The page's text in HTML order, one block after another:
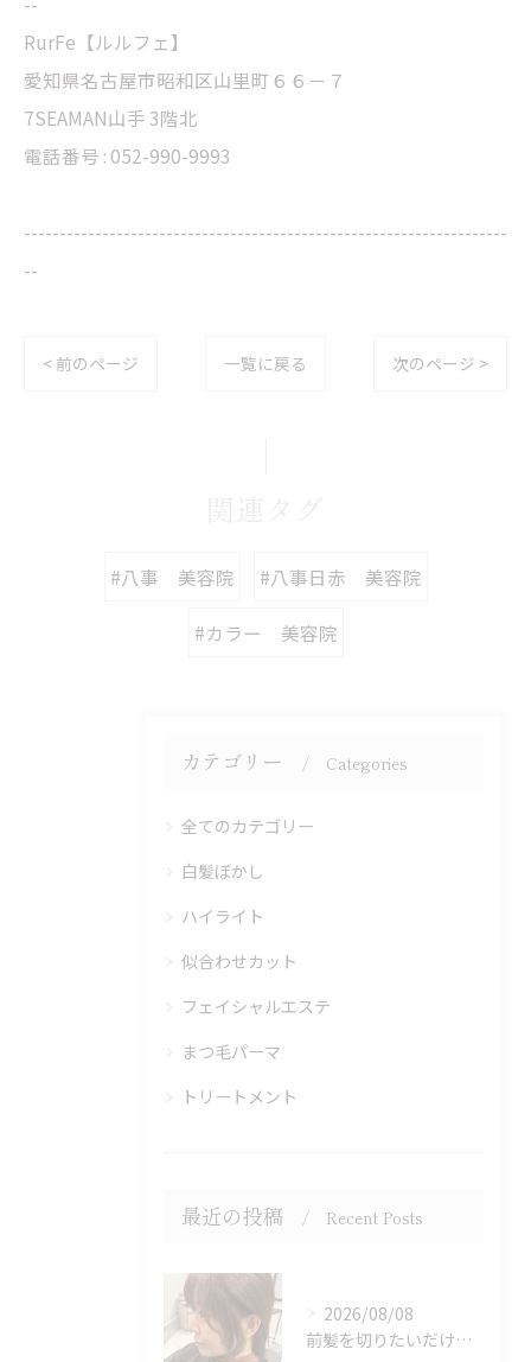
RurFe【ルルフェ】
愛知県名古屋市昭和区山里町６６－７
7SEAMAN山手 3階北
電話番号 : 052-990-9993
--------------------------------------------------------------------
--
< 前のページ 一覧に戻る 次のページ >
#八事 美容院 #八事日赤 美容院
#カラー 美容院
カテゴリー Categories
全てのカテゴリー
白髪ぼかし
ハイライト
似合わせカット
フェイシャルエステ
まつ毛パーマ
トリートメント
最近の投稿 Recent Posts
2026/08/08
前髪を切りたいだけでもOK♪ポイントカット受付中！